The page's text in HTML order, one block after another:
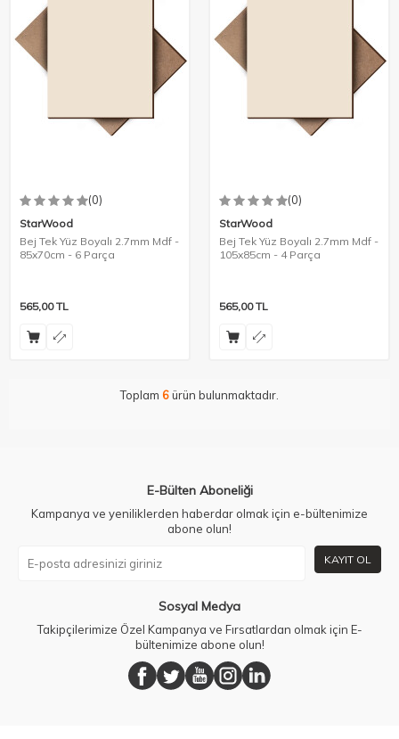
(0)
StarWood
Bej Tek Yüz Boyalı 2.7mm Mdf -
85x70cm - 6 Parça
565,00TL
(0)
StarWood
Bej Tek Yüz Boyalı 2.7mm Mdf -
105x85cm - 4 Parça
565,00TL
Toplam 6ürün bulunmaktadır.
E-Bülten Aboneliği
Kampanya ve yeniliklerden haberdar olmak için e-bültenimize
abone olun!
KAYIT OL
Sosyal Medya
Takipçilerimize Özel Kampanya ve Fırsatlardan olmak için E-
bültenimize abone olun!